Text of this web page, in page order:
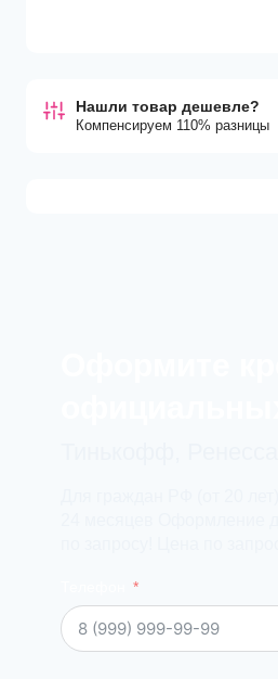
Нашли товар дешевле?
Компенсируем 110% разницы